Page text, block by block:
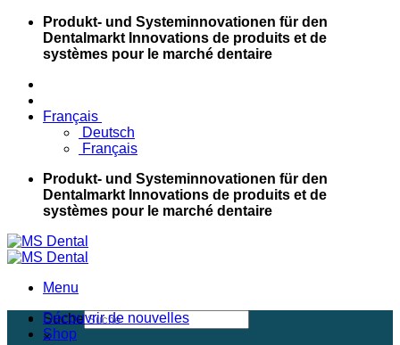
Passer
contenu
Produkt- und Systeminnovationen für den
Dentalmarkt Innovations de produits et de
systèmes pour le marché dentaire
Français
Deutsch
Français
Produkt- und Systeminnovationen für den
Dentalmarkt Innovations de produits et de
systèmes pour le marché dentaire
Menu
Suche
×
Découvrir de nouvelles
Shop